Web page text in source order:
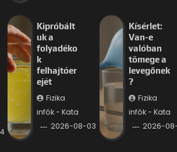
Kipróbált
uk a
folyadéko
k
felhajtóer
ejét
Fizika
infók - Kata
2026-08-03
Kísérlet:
Van-e
valóban
tömege a
levegőnek
?
Fizika
infók - Kata
2026-